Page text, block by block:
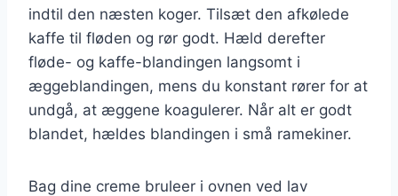
indtil den næsten koger. Tilsæt den afkølede
kaffe til fløden og rør godt. Hæld derefter
fløde- og kaffe-blandingen langsomt i
æggeblandingen, mens du konstant rører for at
undgå, at æggene koagulerer. Når alt er godt
blandet, hældes blandingen i små ramekiner.
Bag dine creme bruleer i ovnen ved lav